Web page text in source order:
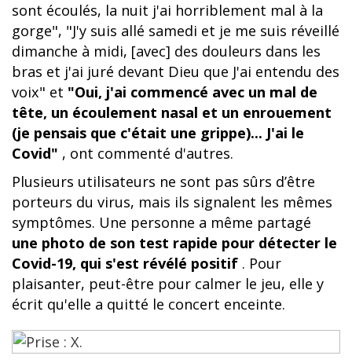
sont écoulés, la nuit j'ai horriblement mal à la
gorge", "J'y suis allé samedi et je me suis réveillé
dimanche à midi, [avec] des douleurs dans les
bras et j'ai juré devant Dieu que J'ai entendu des
voix" et "Oui, j'ai commencé avec un mal de
tête, un écoulement nasal et un enrouement
(je pensais que c'était une grippe)... J'ai le
Covid" , ont commenté d'autres.
Plusieurs utilisateurs ne sont pas sûrs d’être
porteurs du virus, mais ils signalent les mêmes
symptômes. Une personne a même partagé
une photo de son test rapide pour détecter le
Covid-19, qui s'est révélé positif . Pour
plaisanter, peut-être pour calmer le jeu, elle y
écrit qu'elle a quitté le concert enceinte.